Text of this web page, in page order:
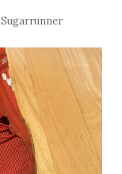
Sugarrunner